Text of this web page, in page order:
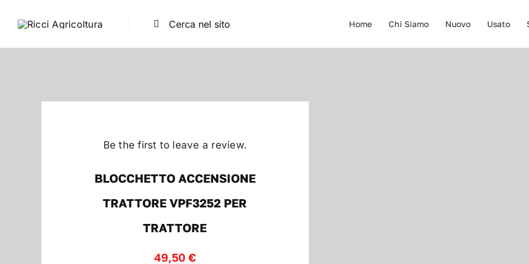
Cerca
Home Chi Siamo Nuovo Usato
Be the first to leave a review.
BLOCCHETTO ACCENSIONE
TRATTORE VPF3252 PER
TRATTORE
49,50 €